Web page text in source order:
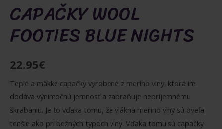
CAPAČKY WOOL
FOOTIES BLUE NIGHTS
22.95€
Teplé a mäkké capačky vyrobené z merino vlny, ktorá im
dodáva výnimočnú jemnosť a zabraňuje nepríjemnému
škrabaniu. Je to vďaka tomu, že vlákna merino vlny sú oveľa
tenšie ako pri bežných typoch vlny. Vďaka tomu sú capačky